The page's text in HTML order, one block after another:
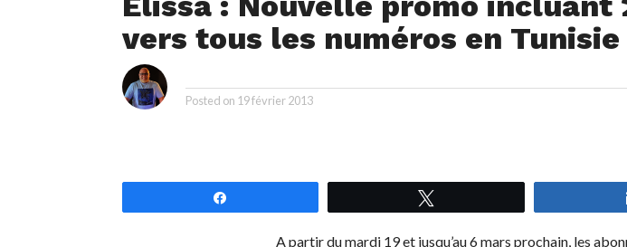
vers tous les numéros en Tunisie
Posted on 19 février 2013
A partir du mardi 19 et jusqu’au 6 mars prochain, les